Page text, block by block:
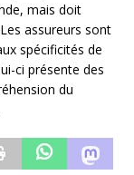
mais doit
assureurs sont
spécificités de
ci présente des
du